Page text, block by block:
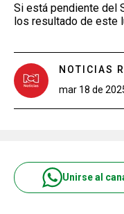
Si está pendiente del
los resultado de este
NOTICIAS
mar 18 de
Unirse al